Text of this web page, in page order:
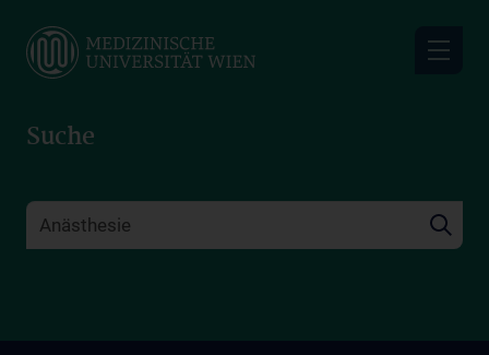
main
Suche